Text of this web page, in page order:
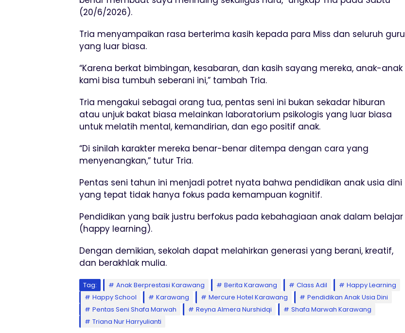
(20/6/2026).
Tria menyampaikan rasa berterima kasih kepada para Miss dan seluruh guru
yang luar biasa.
“Karena berkat bimbingan, kesabaran, dan kasih sayang mereka, anak-anak
kami bisa tumbuh seberani ini,” tambah Tria.
Tria mengakui sebagai orang tua, pentas seni ini bukan sekadar hiburan
atau unjuk bakat biasa melainkan laboratorium psikologis yang luar biasa
untuk melatih mental, kemandirian, dan ego positif anak.
“Di sinilah karakter mereka benar-benar ditempa dengan cara yang
menyenangkan,” tutur Tria.
Pentas seni tahun ini menjadi potret nyata bahwa pendidikan anak usia dini
yang tepat tidak hanya fokus pada kemampuan kognitif.
Pendidikan yang baik justru berfokus pada kebahagiaan anak dalam belajar
(happy learning).
Dengan demikian, sekolah dapat melahirkan generasi yang berani, kreatif,
dan berakhlak mulia.
Tag: Anak Berprestasi Karawang Berita Karawang Class Adil
Happy Learning
Happy School
Karawang Mercure Hotel Karawang
Pendidikan Anak Usia Dini
Pentas Seni Shafa Marwah
Reyna Almera Nurshidqi
Shafa Marwah Karawang
Triana Nur Harryulianti